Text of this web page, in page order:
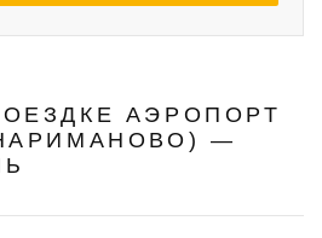
АЭРОПОРТ
—